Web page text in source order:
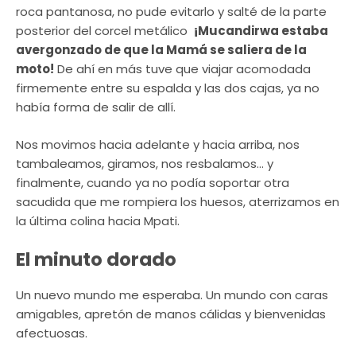
roca pantanosa, no pude evitarlo y salté de la parte
posterior del corcel metálico ¡Mucandirwa estaba
avergonzado de que la Mamá se saliera de la
moto! De ahí en más tuve que viajar acomodada
firmemente entre su espalda y las dos cajas, ya no
había forma de salir de allí.
Nos movimos hacia adelante y hacia arriba, nos
tambaleamos, giramos, nos resbalamos… y
finalmente, cuando ya no podía soportar otra
sacudida que me rompiera los huesos, aterrizamos en
la última colina hacia Mpati.
El minuto dorado
Un nuevo mundo me esperaba. Un mundo con caras
amigables, apretón de manos cálidas y bienvenidas
afectuosas.